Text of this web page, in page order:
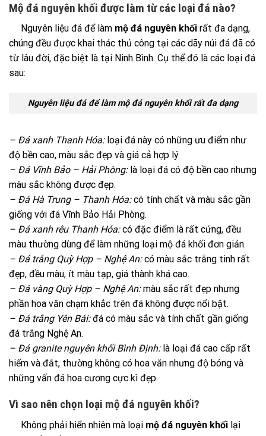
Mộ đá nguyên khối được làm từ các loại đá nào?
Nguyên liệu đá để làm mộ đá nguyên khối rất đa dạng,
chúng đều được khai thác thủ công tại các dãy núi đá đã có
từ lâu đời, đặc biệt là tại Ninh Bình. Cụ thể đó là các loại đá
sau:
Nguyên liệu đá để làm mộ đá nguyên khối rất đa dạng
– Đá xanh Thanh Hóa:loại đá này có những ưu điểm như
độ bền cao, màu sắc đẹp và giá cả hợp lý.
– Đá Vĩnh Bảo – Hải Phòng:là loại đá có độ bền cao nhưng
màu sắc không được đẹp.
– Đá Hà Trung – Thanh Hóa:có tính chất và màu sắc gần
giống với đá Vĩnh Bảo Hải Phòng.
– Đá xanh rêu Thanh Hóa:có đặc điểm là rất cứng, đều
màu thường dùng để làm những loại mộ đá khối đơn giản.
– Đá trắng Quỳ Hợp – Nghệ An:có màu sắc trắng tinh rất
đẹp, đều màu, ít màu tạp, giá thành khá cao.
– Đá vàng Quỳ Hợp – Nghệ An:màu sắc rất đẹp nhưng
phần hoa văn chạm khắc trên đá không được nổi bật.
– Đá trắng Yên Bái:đá có màu sắc và tính chất gần giống
đá trắng Nghệ An.
– Đá granite nguyên khối Bình Định:là loại đá cao cấp rất
hiếm và đắt, thường không có hoa văn nhưng độ bóng và
những vấn đá hoa cương cực kì đẹp.
Vì sao nên chọn loại mộ đá nguyên khối?
Không phải hiển nhiên mà loại mộ đá nguyên khối lại